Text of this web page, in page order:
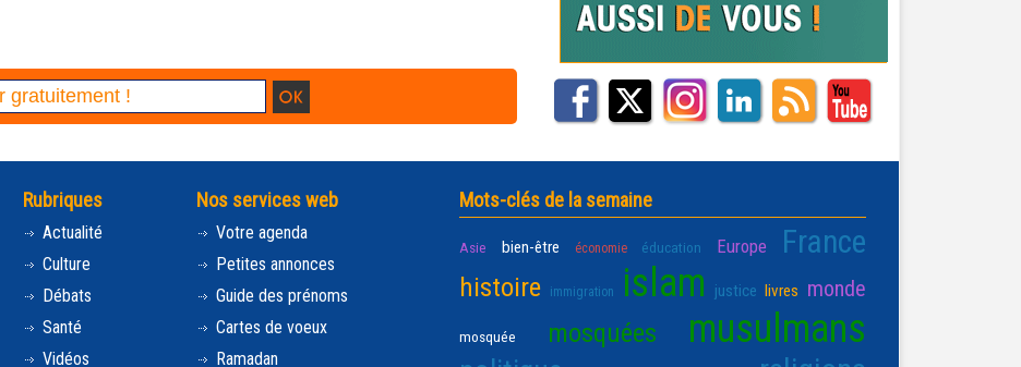
Rubriques
Actualité
Culture
Débats
Santé
Vidéos
Nos services web
Votre agenda
Petites annonces
Guide des prénoms
Cartes de voeux
Ramadan
Mots-clés de la semaine
Asie bien-être économie éducation Europe France
histoire immigration islam justice livres monde
mosquée mosquées musulmans